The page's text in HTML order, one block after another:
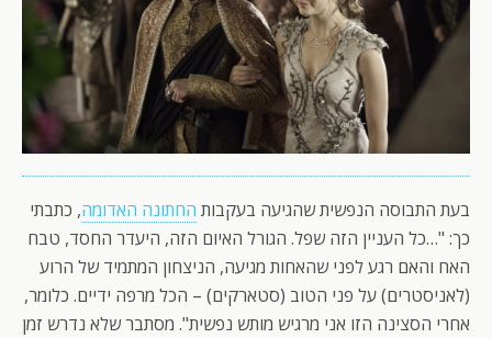
בעת התבוסה הנפשית שהגיעה בעקבות החתונה האדומה, כתבתי
כך: "…כל העניין הזה שפל. הגורל האיום הזה, היעדר החסד, טבח
האח והאם רגע לפני שהאחות מגיעה, הניצחון המתמיד של הרוע
(לאניסטרים) על פני הטוב (סטארקים) – הכל מרפה ידיים. כלומר,
אחרי הסצינה הזו אני מרגיש מותש נפשית". מסתבר שלא נדרש זמן